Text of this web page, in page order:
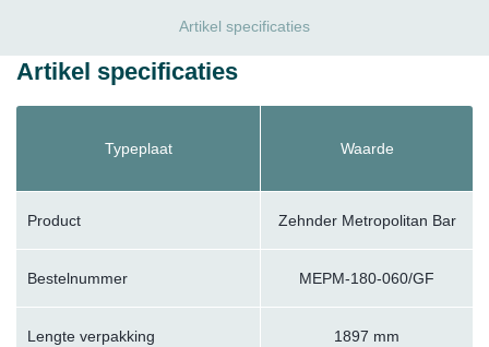
Artikel specificaties
Artikel specificaties
Typeplaat Waarde
Product Zehnder Metropolitan Bar
Bestelnummer MEPM-180-060/GF
Lengte verpakking 1897 mm